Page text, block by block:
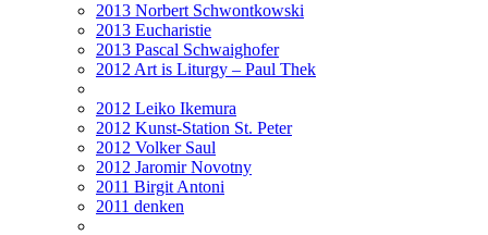
2013 Norbert Schwontkowski
2013 Eucharistie
2013 Pascal Schwaighofer
2012 Art is Liturgy – Paul Thek
2012 Leiko Ikemura
2012 Kunst-Station St. Peter
2012 Volker Saul
2012 Jaromir Novotny
2011 Birgit Antoni
2011 denken